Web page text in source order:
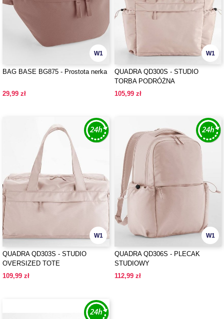
W1
BAG BASE BG875 - Prostota nerka
29,99 zł
W1
QUADRA QD300S - STUDIO
TORBA PODRÓŻNA
105,99 zł
W1
QUADRA QD303S - STUDIO
OVERSIZED TOTE
109,99 zł
W1
QUADRA QD306S - PLECAK
STUDIOWY
112,99 zł